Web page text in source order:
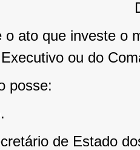
o ato que investe o
ou do
posse:
de Estado